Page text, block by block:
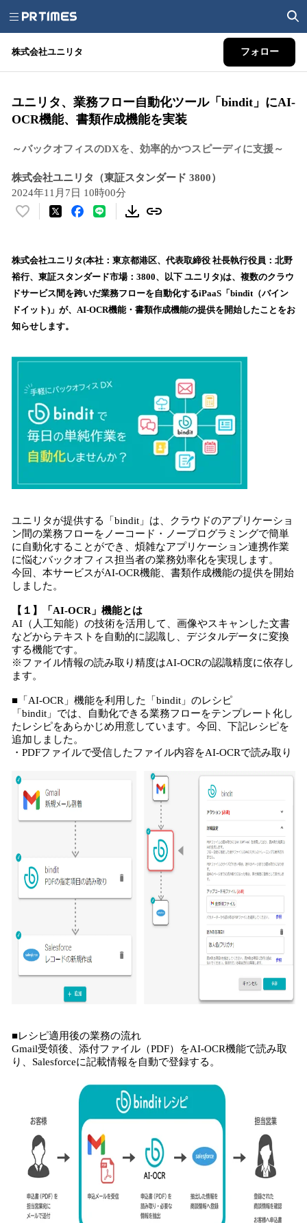
株式会社ユニリタ フォロー
ユニリタ、業務フロー自動化ツール「bindit」にAI-
OCR機能、書類作成機能を実装
～バックオフィスのDXを、効率的かつスピーディに支援～
株式会社ユニリタ（東証スタンダード 3800）
2024年11月7日 10時00分
い
！
数
を
読
込
中
す
株式会社ユニリタ(本社：東京都港区、代表取締役 社長執行役員：北野
裕行、東証スタンダード市場：3800、以下 ユニリタ)は、複数のクラウ
ドサービス間を跨いだ業務フローを自動化するiPaaS「bindit（バイン
ドイット)」が、AI-OCR機能・書類作成機能の提供を開始したことをお
知らせします。
ユニリタが提供する「bindit」は、クラウドのアプリケーショ
ン間の業務フローをノーコード・ノープログラミングで簡単
に自動化することができ、煩雑なアプリケーション連携作業
に悩むバックオフィス担当者の業務効率化を実現します。
今回、本サービスがAI-OCR機能、書類作成機能の提供を開始
しました。
【１】「AI-OCR」機能とは
AI（人工知能）の技術を活用して、画像やスキャンした文書
などからテキストを自動的に認識し、デジタルデータに変換
する機能です。
※ファイル情報の読み取り精度はAI-OCRの認識精度に依存し
ます。
■「AI-OCR」機能を利用した「bindit」のレシピ
「bindit」では、自動化できる業務フローをテンプレート化し
たレシピをあらかじめ用意しています。今回、下記レシピを
追加しました。
・PDFファイルで受信したファイル内容をAI-OCRで読み取り
■レシピ適用後の業務の流れ
Gmail受領後、添付ファイル（PDF）をAI-OCR機能で読み取
り、Salesforceに記載情報を自動で登録する。